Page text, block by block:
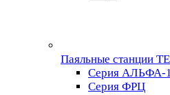
Паяльные станции
Серия АЛЬФА-
Серия ФРЦ